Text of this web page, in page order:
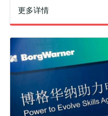
究员、中国电子学会两化融合
库学术委员，智慧城市研究中心
更多详情